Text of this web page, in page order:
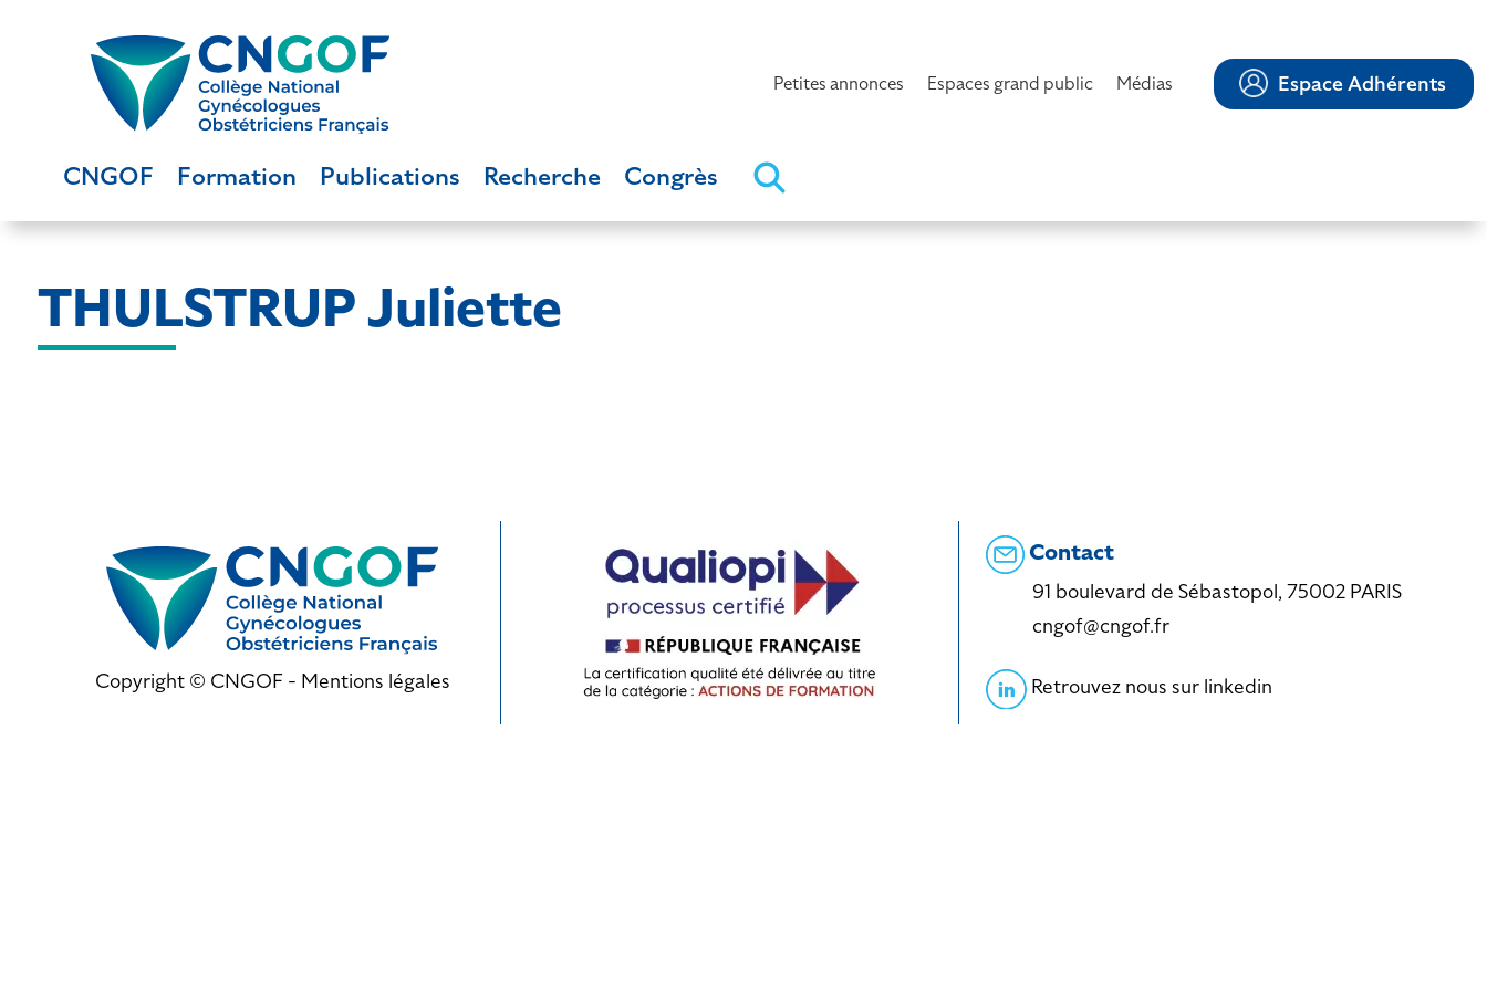
Petites annonces Espaces grand public Médias Espace Adhérents
CNGOF Formation Publications Recherche Congrès
THULSTRUP Juliette
Copyright © CNGOF - Mentions légales
Contact
91 boulevard de Sébastopol, 75002 PARIS
cngof@cngof.fr
Retrouvez nous sur linkedin